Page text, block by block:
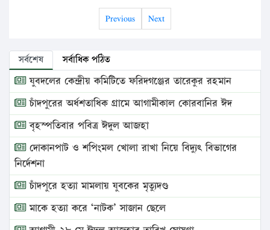
Previous Next
সর্বশেষ সর্বাধিক পঠিত
যুবদলের কেন্দ্রীয় কমিটিতে ফরিদগঞ্জের তারেকুর রহমান
চাঁদপুরের অর্ধশতাধিক গ্রামে আগামীকাল কোরবানির ঈদ
বৃহস্পতিবার পবিত্র ঈদুল আজহা
দোকানপাট ও শপিংমল খোলা রাখা নিয়ে বিদ্যুৎ বিভাগের
নির্দেশনা
চাঁদপুরে হত্যা মামলায় যুবকের মৃত্যুদণ্ড
মাকে হত্যা করে ‘নাটক’ সাজান ছেলে